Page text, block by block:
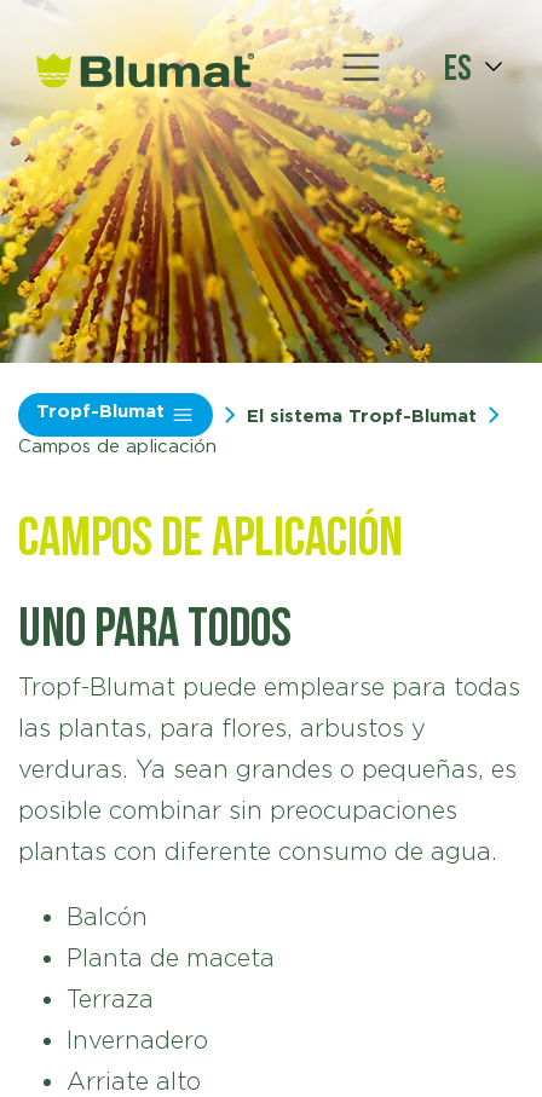
es
Tropf-Blumat
El sistema Tropf-Blumat
Campos de aplicación
Campos de aplicación
Uno para todos
Tropf-Blumat puede emplearse para todas
las plantas, para flores, arbustos y
verduras. Ya sean grandes o pequeñas, es
posible combinar sin preocupaciones
plantas con diferente consumo de agua.
Balcón
Planta de maceta
Terraza
Invernadero
Arriate alto